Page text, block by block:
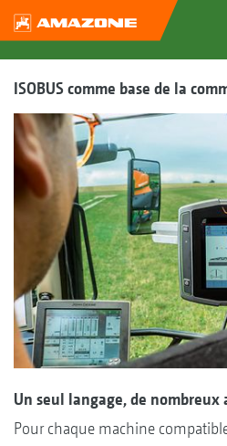
ISOBUS comme base de la
Un seul langage, de nombreux
Pour chaque machine